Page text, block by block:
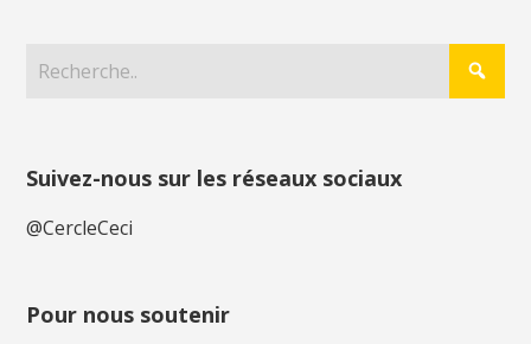
Suivez-nous sur les réseaux sociaux
@CercleCeci
Pour nous soutenir